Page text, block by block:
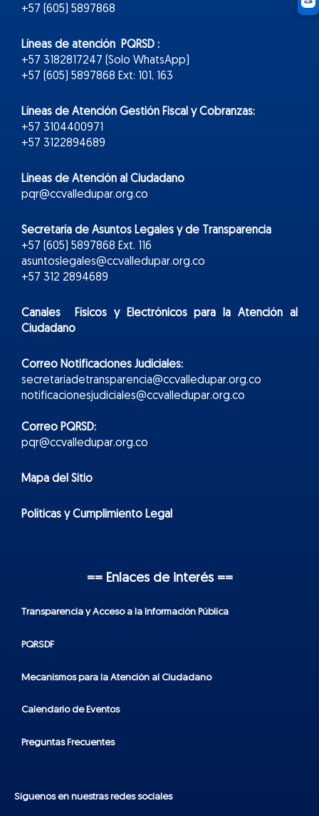
+57 (605) 5897868
Líneas de atención PQRSD :
+57 3182817247 (Solo WhatsApp)
+57 (605) 5897868 Ext: 101, 163
Líneas de Atención Gestión Fiscal y Cobranzas:
+57 3104400971
+57 3122894689
Líneas de Atención al Ciudadano
pqr@ccvalledupar.org.co
Secretaría de Asuntos Legales y de Transparencia
+57 (605) 5897868 Ext. 116
asuntoslegales@ccvalledupar.org.co
+57 312 2894689
Canales Físicos yElectrónicospara la Atención al
Ciudadano
Correo Notificaciones Judiciales:
secretariadetransparencia@ccvalledupar.org.co
notificacionesjudiciales@ccvalledupar.org.co
Correo PQRSD:
pqr@ccvalledupar.org.co
Mapa del Sitio
Políticas y Cumplimiento Legal
== Enlaces de interés ==
Transparencia y Acceso a la Información Pública
PQRSDF
Mecanismos para la Atención al Ciudadano
Calendario de Eventos
Preguntas Frecuentes
Síguenos en nuestras redes sociales